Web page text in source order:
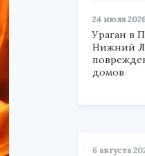
24 июля
Ураган в
Нижний
домов
6 августа